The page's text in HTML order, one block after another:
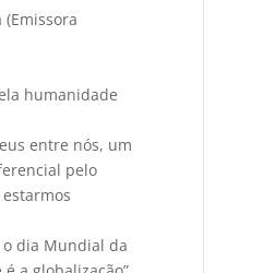
humanidade
entre nós, um
pelo
dia Mundial da